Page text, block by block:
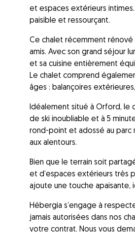
et espaces extérieurs
paisible et ressourçant.
Ce chalet récemment
amis. Avec son grand séjour
et sa cuisine entièrement
Le chalet comprend
âges : balançoires
Idéalement situé à Orford, le
de ski inoubliable et à 5
rond-point et adossé au parc
aux alentours.
Bien que le terrain soit
et d’espaces extérieurs très
ajoute une touche apaisante,
Hébergia s’engage à
jamais autorisées dans nos
votre contrat. Nous vous